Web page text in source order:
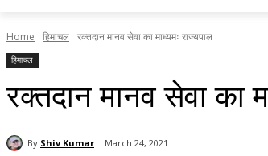
Home हिमाचल रक्तदान मानव सेवा का माध्यमः राज्यपाल
हिमाचल
रक्तदान मानव सेवा का
By Shiv Kumar March 24, 2021